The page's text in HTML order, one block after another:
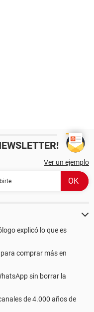
Ver un ejemplo
explicó lo que es
comprar más en
sin borrar la
de 4.000 años de